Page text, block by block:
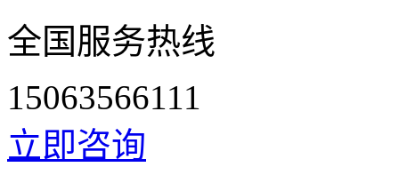
全国服务热线
15063566111
立即咨询